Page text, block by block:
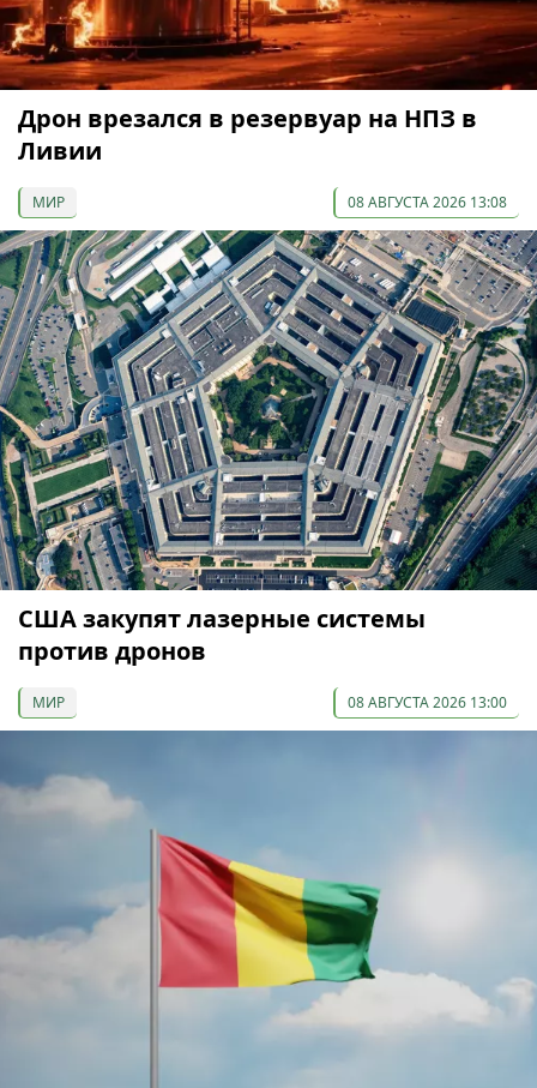
Дрон врезался в резервуар на НПЗ в
Ливии
МИР 08 АВГУСТА 2026 13:08
США закупят лазерные системы
против дронов
МИР 08 АВГУСТА 2026 13:00